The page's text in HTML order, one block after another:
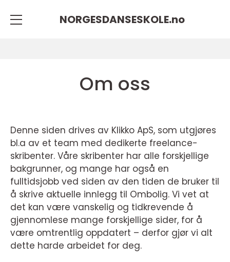
NORGESDANSESKOLE.no
Om oss
Denne siden drives av Klikko ApS, som utgjøres
bl.a av et team med dedikerte freelance-
skribenter. Våre skribenter har alle forskjellige
bakgrunner, og mange har også en
fulltidsjobb ved siden av den tiden de bruker til
å skrive aktuelle innlegg til Ombolig. Vi vet at
det kan være vanskelig og tidkrevende å
gjennomlese mange forskjellige sider, for å
være omtrentlig oppdatert – derfor gjør vi alt
dette harde arbeidet for deg.